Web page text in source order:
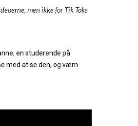
men ikke for Tik Toks
en studerende på
med at se den, og værn